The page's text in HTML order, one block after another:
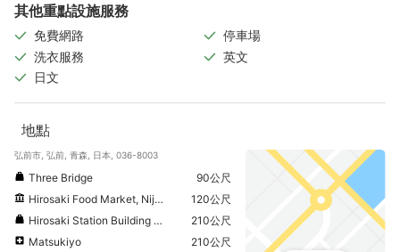
其他重點設施服務
免費網路
停車場
洗衣服務
英文
日文
地點
弘前市, 弘前, 青森, 日本, 036-8003
Three Bridge
90公尺
Hirosaki Food Market, Niji no Mart
120公尺
Hirosaki Station Building Appliese
210公尺
Matsukiyo
210公尺